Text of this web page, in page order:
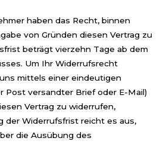
haben das Recht, binnen
von Gründen diesen Vertrag zu
beträgt vierzehn Tage ab dem
Um Ihr Widerrufsrecht
mittels einer eindeutigen
Post versandter Brief oder E-Mail)
Vertrag zu widerrufen,
der Widerrufsfrist reicht es aus,
die Ausübung des